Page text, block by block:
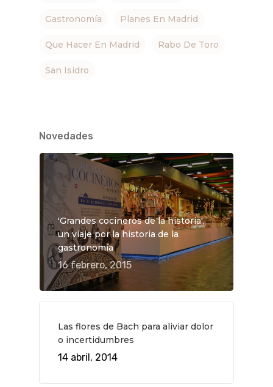
Gastronomía Planes En Madrid
Que Hacer En Madrid Rabo De Toro
San Isidro
Novedades
'Grandes cocineros de la historia',
un viaje por la historia de la
gastronomía
16 febrero, 2015
Las flores de Bach para aliviar dolor
o incertidumbres
14 abril, 2014